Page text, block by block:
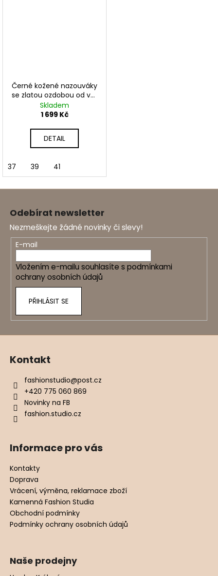
Černé kožené nazouváky
se zlatou ozdobou od vel.
37-41
Skladem
1 699 Kč
DETAIL
37 39 41
Z
Odebírat newsletter
Nezmeškejte žádné novinky či slevy!
E-mail
Vložením e-mailu souhlasíte s podmínkami
ochrany osobních údajů
PŘIHLÁSIT SE
Kontakt
fashionstudio@post.cz
+420 775 060 869
Novinky na FB
fashion.studio.cz
Informace pro vás
Kontakty
Doprava
Vrácení, výměna, reklamace zboží
Kamenná Fashion Studia
Obchodní podmínky
Podmínky ochrany osobních údajů
Naše prodejny